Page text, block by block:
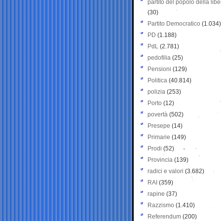
partito del popolo della
(30)
Partito Democratico (1.034)
PD (1.188)
PdL (2.781)
pedofilia (25)
Pensioni (129)
Politica (40.814)
polizia (253)
Porto (12)
povertà (502)
Presepe (14)
Primarie (149)
Prodi (52)
Provincia (139)
radici e valori (3.682)
RAI (359)
rapine (37)
Razzismo (1.410)
Referendum (200)